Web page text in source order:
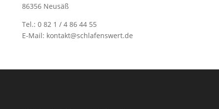
86356 Neusäß
Tel.: 0 82 1 / 4 86 44 55
E-Mail: kontakt@schlafenswert.de